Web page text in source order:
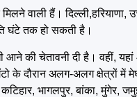
मिलने वाली हैं।
घंटे तक हो सकती है।
आने की चेतावनी दी है। वहीं,
के दौरान अलग-अलग क्षेत्रों
भागलपुर, बांका, मुंगेर,